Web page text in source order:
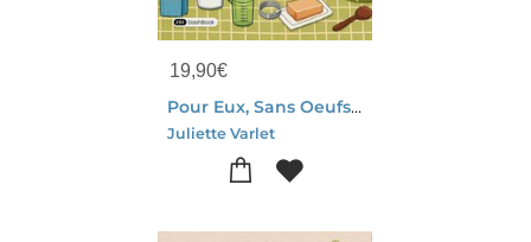
19,90€
Pour Eux, Sans Oeufs : 40 Recettes Gourmandes Et Sucrees
Juliette Varlet